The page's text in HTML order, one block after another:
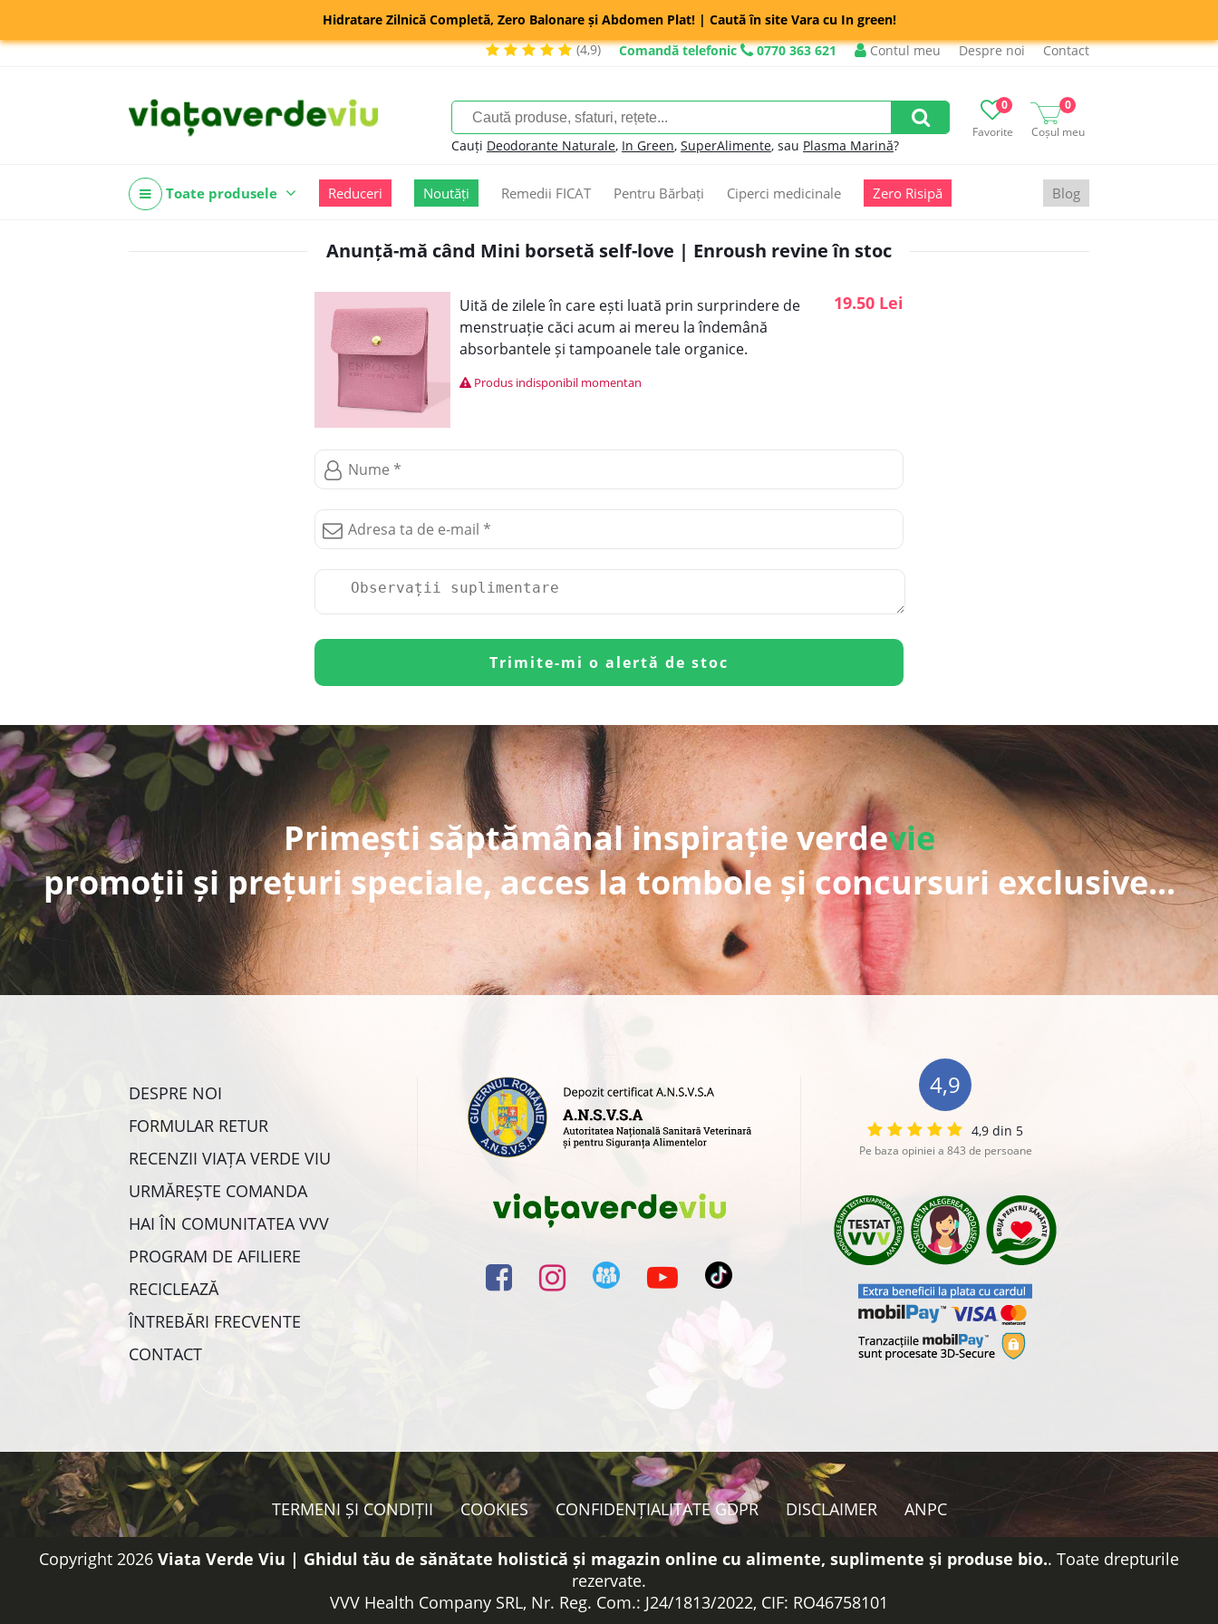
Hidratare Zilnică Completă, Zero Balonare și Abdomen Plat! | Caută în site Vara cu In green!
(4,9)
Comandă telefonic 0770 363 621 Contul meu Despre noi Contact
Favorite
0
Coșul meu
0
Cauți Deodorante Naturale, In Green, SuperAlimente, sau Plasma Marină?
Toate produsele Reduceri Noutăți Remedii FICAT Pentru Bărbați Ciperci medicinale Zero Risipă Blog
Anunță-mă când Mini borsetă self-love | Enroush revine în stoc
Uită de zilele în care ești luată prin surprindere de
menstruație căci acum ai mereu la îndemână
absorbantele și tampoanele tale organice.
Produs indisponibil momentan
19.50 Lei
Primești săptămânal inspirație verdevie
promoții și prețuri speciale, acces la tombole și concursuri exclusive...
DESPRE NOI
FORMULAR RETUR
RECENZII VIAȚA VERDE VIU
URMĂREȘTE COMANDA
HAI ÎN COMUNITATEA VVV
PROGRAM DE AFILIERE
RECICLEAZĂ
ÎNTREBĂRI FRECVENTE
CONTACT
4,9
4,9 din 5
Pe baza opiniei a 843 de persoane
TERMENI ȘI CONDIȚII COOKIES CONFIDENȚIALITATE GDPR DISCLAIMER ANPC
Copyright 2026 Viata Verde Viu | Ghidul tău de sănătate holistică și magazin online cu alimente, suplimente și produse bio.. Toate drepturile
rezervate.
VVV Health Company SRL, Nr. Reg. Com.: J24/1813/2022, CIF: RO46758101